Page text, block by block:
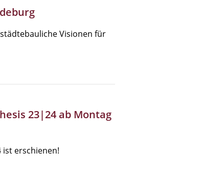
Visionen für
23|24 ab Montag
ist erschienen!